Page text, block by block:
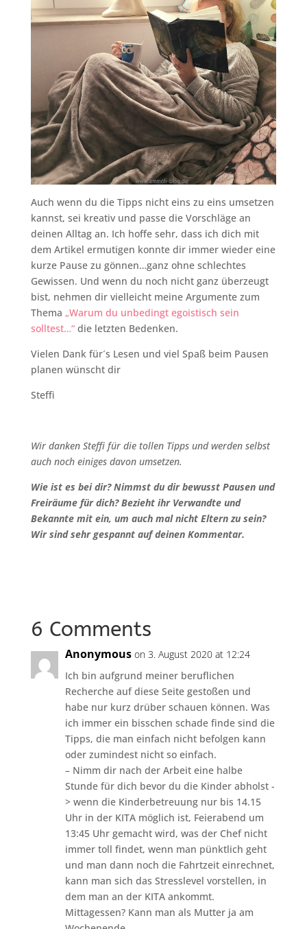
Auch wenn du die Tipps nicht eins zu eins umsetzen
kannst, sei kreativ und passe die Vorschläge an
deinen Alltag an. Ich hoffe sehr, dass ich dich mit
dem Artikel ermutigen konnte dir immer wieder eine
kurze Pause zu gönnen…ganz ohne schlechtes
Gewissen. Und wenn du noch nicht ganz überzeugt
bist, nehmen dir vielleicht meine Argumente zum
Thema „Warum du unbedingt egoistisch sein
solltest…“die letzten Bedenken.
Vielen Dank für´s Lesen und viel Spaß beim Pausen
planen wünscht dir
Steffi
Wir danken Steffi für die tollen Tipps und werden selbst
auch noch einiges davon umsetzen.
Wie ist es bei dir? Nimmst du dir bewusst Pausen und
Freiräume für dich? Bezieht ihr Verwandte und
Bekannte mit ein, um auch mal nicht Eltern zu sein?
Wir sind sehr gespannt auf deinen Kommentar.
6 Comments
Anonymous on 3. August 2020 at 12:24
Ich bin aufgrund meiner beruflichen
Recherche auf diese Seite gestoßen und
habe nur kurz drüber schauen können. Was
ich immer ein bisschen schade finde sind die
Tipps, die man einfach nicht befolgen kann
oder zumindest nicht so einfach.
– Nimm dir nach der Arbeit eine halbe
Stunde für dich bevor du die Kinder abholst -
> wenn die Kinderbetreuung nur bis 14.15
Uhr in der KITA möglich ist, Feierabend um
13:45 Uhr gemacht wird, was der Chef nicht
immer toll findet, wenn man pünktlich geht
und man dann noch die Fahrtzeit einrechnet,
kann man sich das Stresslevel vorstellen, in
dem man an der KITA ankommt.
Mittagessen? Kann man als Mutter ja am